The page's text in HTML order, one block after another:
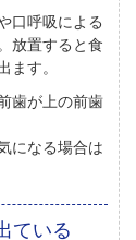
口呼吸による
放置すると食
す。
歯が上の前歯
になる場合は
ている